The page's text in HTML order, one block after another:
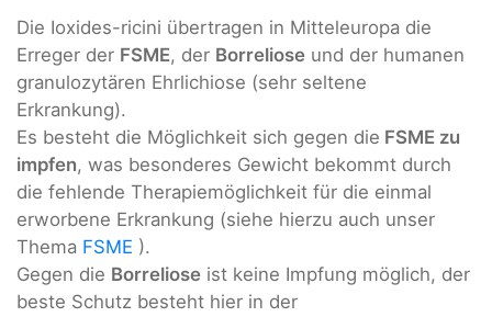
Die Ioxides-ricini übertragen in Mitteleuropa die
Erreger der FSME, der Borreliose und der humanen
granulozytären Ehrlichiose (sehr seltene
Erkrankung).
Es besteht die Möglichkeit sich gegen die FSME zu
impfen, was besonderes Gewicht bekommt durch
die fehlende Therapiemöglichkeit für die einmal
erworbene Erkrankung (siehe hierzu auch unser
Thema FSME ).
Gegen die Borreliose ist keine Impfung möglich, der
beste Schutz besteht hier in der